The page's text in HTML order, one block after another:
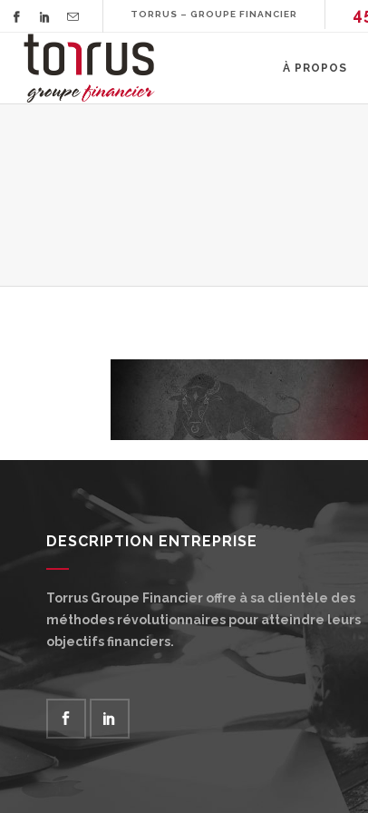
TORRUS – GROUPE FINANCIER
À PROPOS
DESCRIPTION ENTREPRISE
Torrus Groupe Financier offre à sa clientèle des
méthodes révolutionnaires pour atteindre leurs
objectifs financiers.